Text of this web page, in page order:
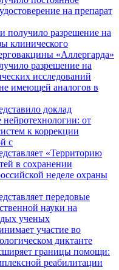
на препарат
разрешение на
клинического
«Аллергарда»
разрешение на
исследований
имеющей аналогов в
доклад
от
к коррекции
с
«Территорию
в сохранении
неделе охраны
передовые
науки на
ученых
участие во
диктанте
границы помощи:
реабилитации